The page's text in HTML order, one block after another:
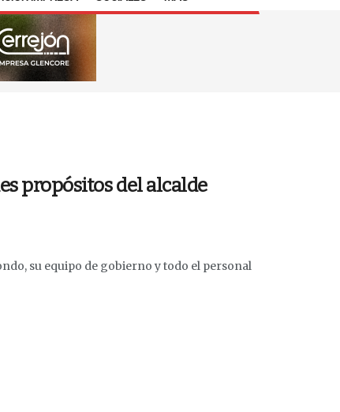
propósitos del alcalde
su equipo de gobierno y todo el personal